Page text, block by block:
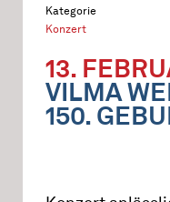
Kategorie
Konzert
13.
VILMA
150.